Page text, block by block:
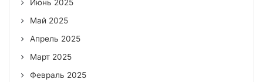
Июнь 2025
Май 2025
Апрель 2025
Март 2025
Февраль 2025